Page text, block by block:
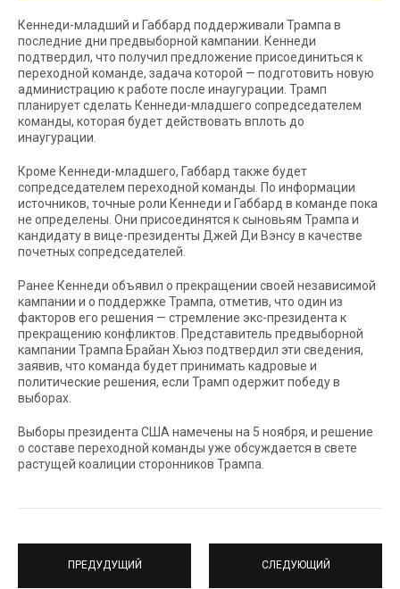
Кеннеди-младший и Габбард поддерживали Трампа в
последние дни предвыборной кампании. Кеннеди
подтвердил, что получил предложение присоединиться к
переходной команде, задача которой — подготовить новую
администрацию к работе после инаугурации. Трамп
планирует сделать Кеннеди-младшего сопредседателем
команды, которая будет действовать вплоть до
инаугурации.
Кроме Кеннеди-младшего, Габбард также будет
сопредседателем переходной команды. По информации
источников, точные роли Кеннеди и Габбард в команде пока
не определены. Они присоединятся к сыновьям Трампа и
кандидату в вице-президенты Джей Ди Вэнсу в качестве
почетных сопредседателей.
Ранее Кеннеди объявил о прекращении своей независимой
кампании и о поддержке Трампа, отметив, что один из
факторов его решения — стремление экс-президента к
прекращению конфликтов. Представитель предвыборной
кампании Трампа Брайан Хьюз подтвердил эти сведения,
заявив, что команда будет принимать кадровые и
политические решения, если Трамп одержит победу в
выборах.
Выборы президента США намечены на 5 ноября, и решение
о составе переходной команды уже обсуждается в свете
растущей коалиции сторонников Трампа.
ПРЕДУДУЩИЙ СЛЕДУЮЩИЙ